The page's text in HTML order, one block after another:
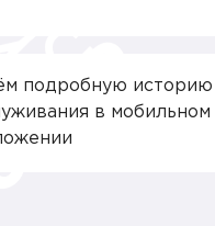
подробную историю
в мобильном